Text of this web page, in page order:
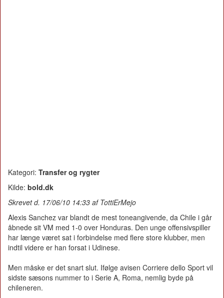
Kategori: Transfer og rygter
Kilde: bold.dk
Skrevet d. 17/06/10 14:33 af TottiErMejo
Alexis Sanchez var blandt de mest toneangivende, da Chile i går
åbnede sit VM med 1-0 over Honduras. Den unge offensivspiller
har længe været sat i forbindelse med flere store klubber, men
indtil videre er han forsat i Udinese.
Men måske er det snart slut. Ifølge avisen Corriere dello Sport vil
sidste sæsons nummer to i Serie A, Roma, nemlig byde på
chileneren.